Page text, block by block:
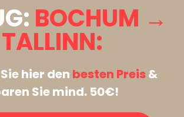
BOCHUM →
TALLINN:
hier den besten Preis&
Sie mind. 50€!